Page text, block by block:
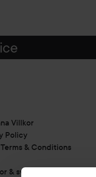
Villkor
Policy
& Conditions
& svar